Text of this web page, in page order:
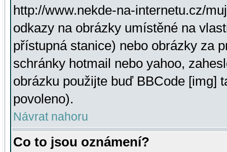
http://www.nekde-na-internetu.cz/
odkazy na obrázky umístěné na
přístupná stanice) nebo obrázky za
schránky hotmail nebo yahoo,
obrázku použijte buď BBCode [img]
povoleno).
Návrat nahoru
Co to jsou oznámení?